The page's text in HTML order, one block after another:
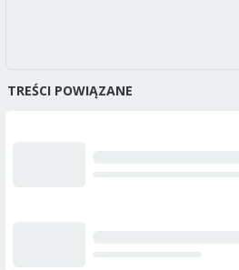
TREŚCI POWIĄZANE